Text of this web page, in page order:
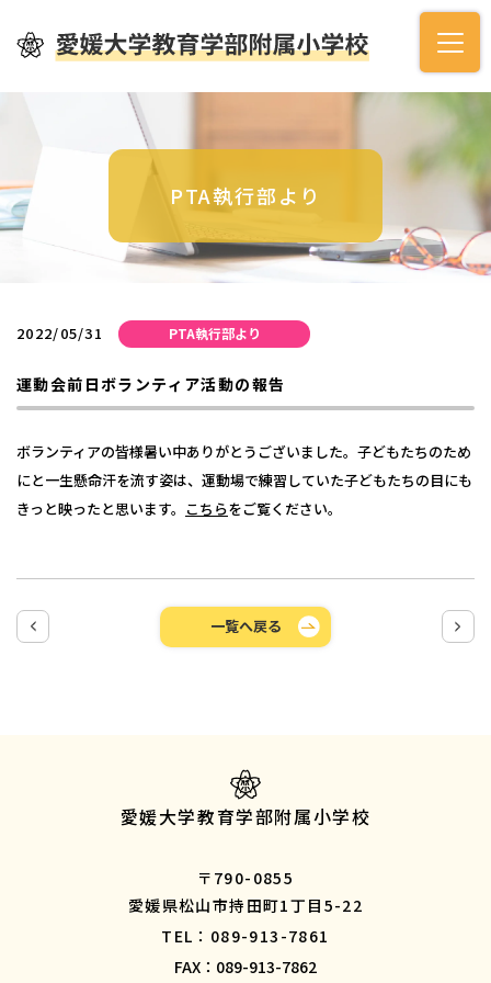
PTA執行部より
2022/05/31 PTA執行部より
運動会前日ボランティア活動の報告
ボランティアの皆様暑い中ありがとうございました。子どもたちのため
にと一生懸命汗を流す姿は、運動場で練習していた子どもたちの目にも
きっと映ったと思います。 こちらをご覧ください。
一覧へ戻る
愛媛大学教育学部附属小学校
〒790-0855
愛媛県松山市持田町1丁目5-22
TEL：089-913-7861
FAX：089-913-7862